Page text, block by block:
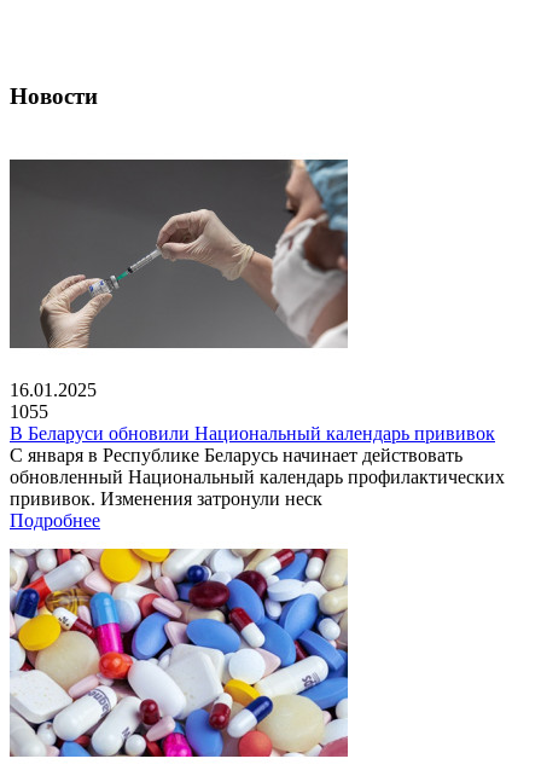
Новости
16.01.2025
1055
В Беларуси обновили Национальный календарь прививок
С января в Республике Беларусь начинает действовать
обновленный Национальный календарь профилактических
прививок. Изменения затронули неск
Подробнее